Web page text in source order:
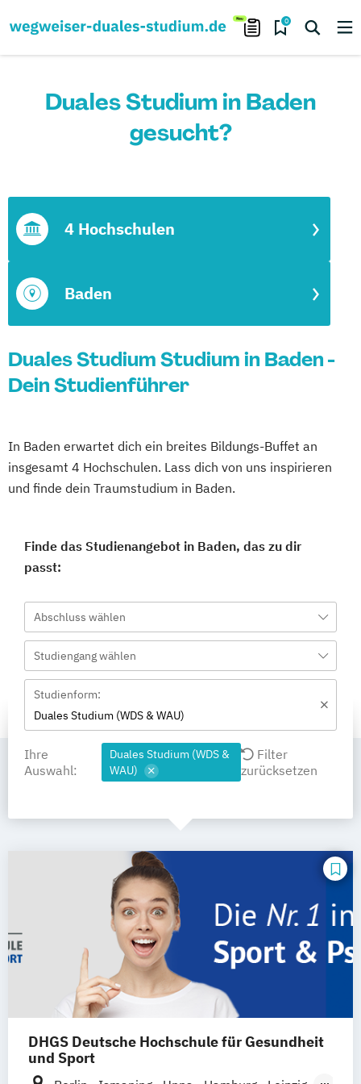
0
Duales Studium in Baden
gesucht?
Baden
4 Hochschulen
Duales Studium Studium in Baden -
Dein Studienführer
In Baden erwartet dich ein breites Bildungs-Buffet an
insgesamt 4 Hochschulen. Lass dich von uns inspirieren
und finde dein Traumstudium in Baden.
Finde das Studienangebot in Baden, das zu dir
passt:
Abschluss wählen
Studiengang wählen
Studienform:
Duales Studium (WDS & WAU)
Ihre
Auswahl:
Duales Studium (WDS &
WAU)
Filter
zurücksetzen
DHGS Deutsche Hochschule für Gesundheit
und Sport